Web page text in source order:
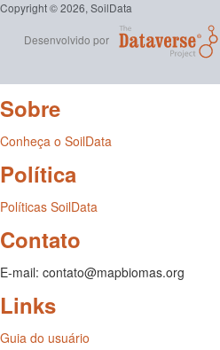
Copyright © 2026, SoilData
Desenvolvido por
Sobre
Conheça o SoilData
Política
Políticas SoilData
Contato
E-mail: contato@mapbiomas.org
Links
Guia do usuário